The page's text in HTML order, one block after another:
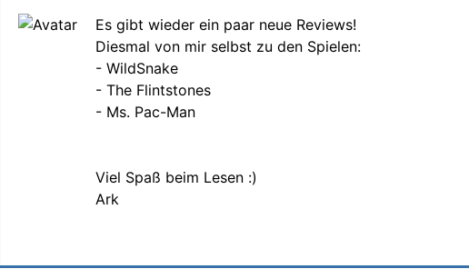
Es gibt wieder ein paar neue Reviews!
Diesmal von mir selbst zu den Spielen:
- WildSnake
- The Flintstones
- Ms. Pac-Man
Viel Spaß beim Lesen :)
Ark